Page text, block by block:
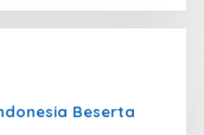
Beserta